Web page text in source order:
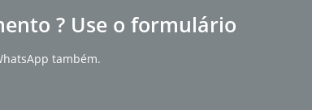
? Use o formulário
também.